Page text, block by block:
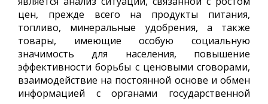
цен, прежде всего на продукты питания,
топливо, минеральные удобрения, а также
товары, имеющие особую социальную
значимость для населения, повышение
эффективности борьбы с ценовыми сговорами,
взаимодействие на постоянной основе и обмен
информацией с органами государственной